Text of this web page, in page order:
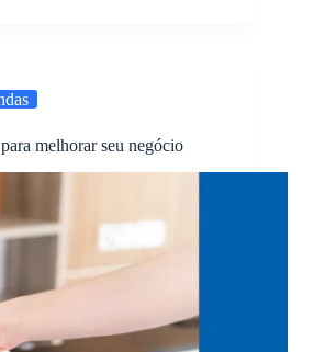
melhorar seu negócio